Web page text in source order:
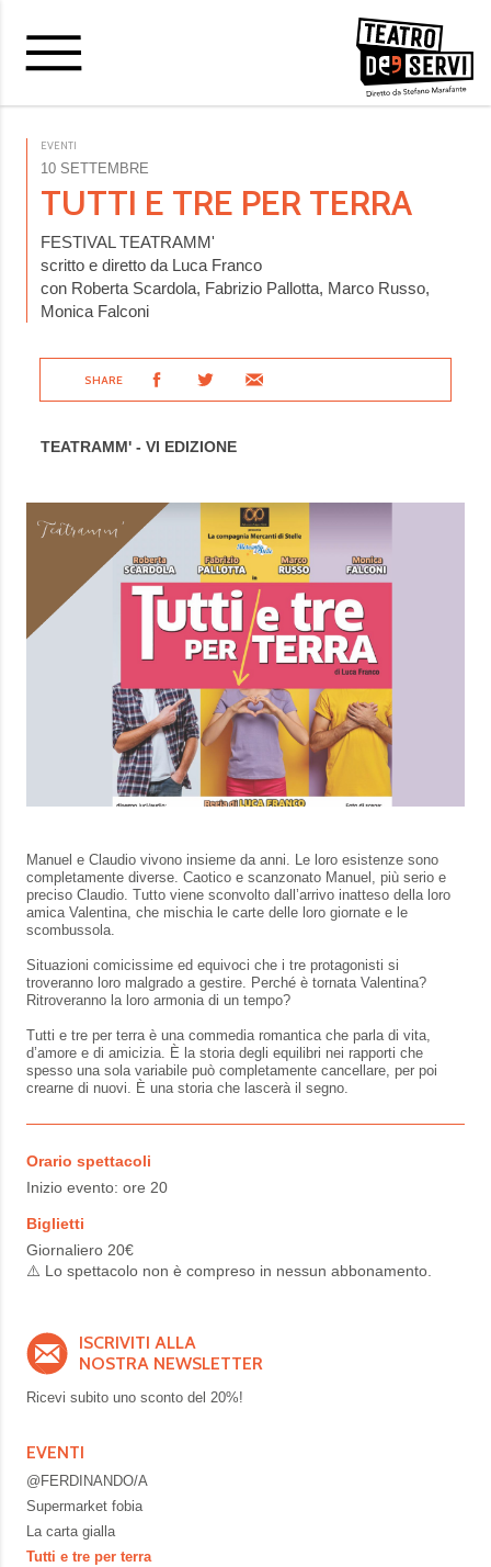
EVENTI
10 SETTEMBRE
TUTTI E TRE PER TERRA
FESTIVAL TEATRAMM'
scritto e diretto da Luca Franco
con Roberta Scardola, Fabrizio Pallotta, Marco Russo,
Monica Falconi
SHARE
TEATRAMM' - VI EDIZIONE
Manuel e Claudio vivono insieme da anni. Le loro esistenze sono
completamente diverse. Caotico e scanzonato Manuel, più serio e
preciso Claudio. Tutto viene sconvolto dall’arrivo inatteso della loro
amica Valentina, che mischia le carte delle loro giornate e le
scombussola.
Situazioni comicissime ed equivoci che i tre protagonisti si
troveranno loro malgrado a gestire. Perché è tornata Valentina?
Ritroveranno la loro armonia di un tempo?
Tutti e tre per terra è una commedia romantica che parla di vita,
d’amore e di amicizia. È la storia degli equilibri nei rapporti che
spesso una sola variabile può completamente cancellare, per poi
crearne di nuovi. È una storia che lascerà il segno.
Orario spettacoli
Inizio evento: ore 20
Biglietti
Giornaliero 20€
⚠️ Lo spettacolo non è compreso in nessun abbonamento.
ISCRIVITI ALLA
NOSTRA NEWSLETTER
Ricevi subito uno sconto del 20%!
EVENTI
@FERDINANDO/A
Supermarket fobia
La carta gialla
Tutti e tre per terra